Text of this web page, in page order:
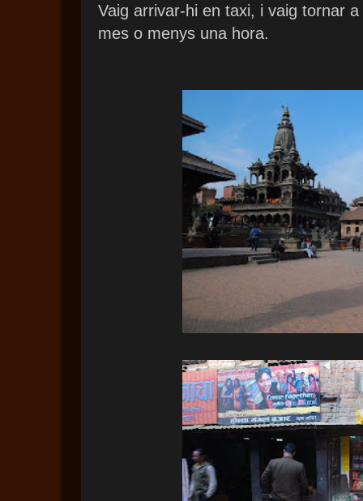
Vaig arrivar-hi en taxi, i vaig tornar
mes o menys una hora.